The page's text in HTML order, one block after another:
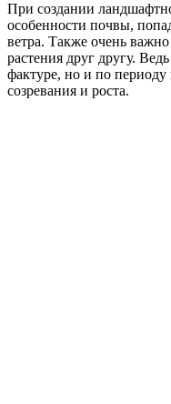
При создании
особенности почвы,
ветра. Также очень
растения друг другу.
фактуре, но и по
созревания и роста.